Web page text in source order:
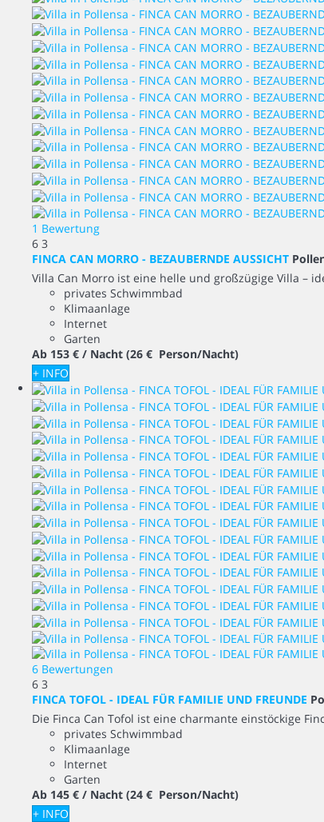
1 Bewertung
6 3
FINCA CAN MORRO - BEZAUBERNDE AUSSICHT
Villa Can Morro ist eine helle und großzügige Villa –
privates Schwimmbad
Klimaanlage
Internet
Garten
Ab 153 € / Nacht (26 € Person/Nacht)
+ INFO
6 Bewertungen
6 3
FINCA TOFOL - IDEAL FÜR FAMILIE UND FREUNDE
Die Finca Can Tofol ist eine charmante einstöckige
privates Schwimmbad
Klimaanlage
Internet
Garten
Ab 145 € / Nacht (24 € Person/Nacht)
+ INFO